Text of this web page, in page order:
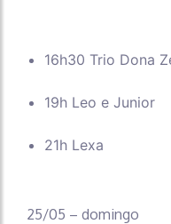
16h30 Trio Dona
19h Leo e Junior
21h Lexa
25/05 – domingo